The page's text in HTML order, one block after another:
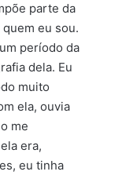
parte da
eu sou.
período da
dela. Eu
muito
ela, ouvia
me
era,
eu tinha